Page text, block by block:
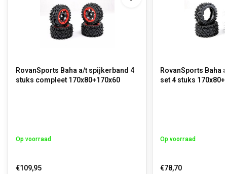
RovanSports Baha a/t spijkerband 4
stuks compleet 170x80+170x60
Op voorraad
€109,95
RovanSports Baha
set 4 stuks
Op voorraad
€78,70